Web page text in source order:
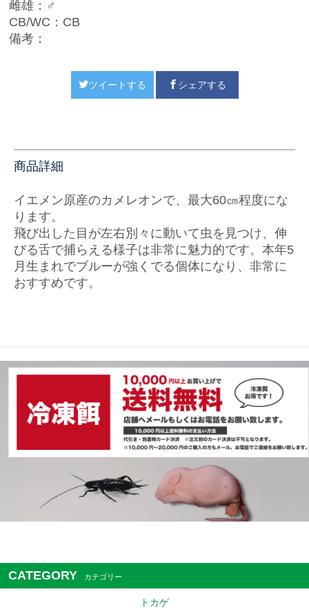
雌雄：♂
CB/WC：CB
備考：
ツイートする シェアする
商品詳細
イエメン原産のカメレオンで、最大60㎝程度にな
ります。
飛び出した目が左右別々に動いて虫を見つけ、伸
びる舌で捕らえる様子は非常に魅力的です。本年5
月生まれでブルーが強くでる個体になり、非常に
おすすめです。
CATEGORY カテゴリー
トカゲ